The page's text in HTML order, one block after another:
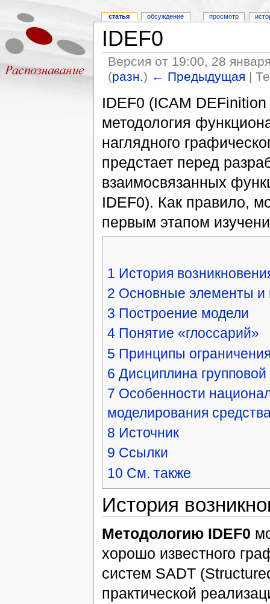
IDEF0
Версия от 19:00, 28
(разн.) ← Предыдущая |
IDEF0 (ICAM
методология
наглядного
предстает перед
взаимосвязанных
IDEF0). Как правило,
первым этапом
1 История
2 Основные элементы и
3 Построение модели
4 Понятие «глоссарий»
5 Принципы
6 Дисциплина
7 Особенности
моделирования
8 Источник
9 Ссылки
10 См. также
История
Методологию IDEF0
хорошо известного
систем SADT
практической
статья обсуждение просмотр